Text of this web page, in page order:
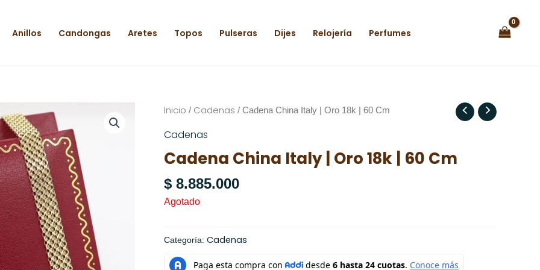
Anillos Candongas Aretes Topos Pulseras Dijes Relojería Perfumes
Inicio / Cadenas / Cadena China Italy | Oro 18k | 60 Cm
Cadenas
Cadena China Italy | Oro 18k | 60 Cm
$ 8.885.000
Agotado
Categoría: Cadenas